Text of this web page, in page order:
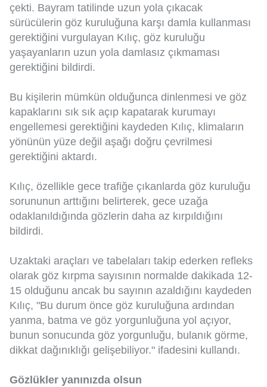
çekti. Bayram tatilinde uzun yola çıkacak
sürücülerin göz kuruluğuna karşı damla kullanması
gerektiğini vurgulayan Kılıç, göz kuruluğu
yaşayanların uzun yola damlasız çıkmaması
gerektiğini bildirdi.
Bu kişilerin mümkün olduğunca dinlenmesi ve göz
kapaklarını sık sık açıp kapatarak kurumayı
engellemesi gerektiğini kaydeden Kılıç, klimaların
yönünün yüze değil aşağı doğru çevrilmesi
gerektiğini aktardı.
Kılıç, özellikle gece trafiğe çıkanlarda göz kuruluğu
sorununun arttığını belirterek, gece uzağa
odaklanıldığında gözlerin daha az kırpıldığını
bildirdi.
Uzaktaki araçları ve tabelaları takip ederken refleks
olarak göz kırpma sayısının normalde dakikada 12-
15 olduğunu ancak bu sayının azaldığını kaydeden
Kılıç, "Bu durum önce göz kuruluğuna ardından
yanma, batma ve göz yorgunluğuna yol açıyor,
bunun sonucunda göz yorgunluğu, bulanık görme,
dikkat dağınıklığı gelişebiliyor." ifadesini kullandı.
Gözlükler yanınızda olsun